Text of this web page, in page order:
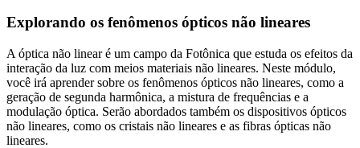
Explorando os fenômenos ópticos não lineares
A óptica não linear é um campo da Fotônica que estuda os efeitos da
interação da luz com meios materiais não lineares. Neste módulo,
você irá aprender sobre os fenômenos ópticos não lineares, como a
geração de segunda harmônica, a mistura de frequências e a
modulação óptica. Serão abordados também os dispositivos ópticos
não lineares, como os cristais não lineares e as fibras ópticas não
lineares.